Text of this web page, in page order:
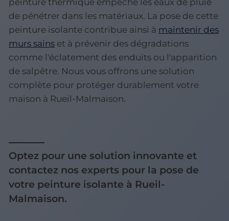
peinture thermique empêche les eaux de pluie
de pénétrer dans les matériaux. La pose de cette
peinture isolante contribue ainsi à maintenir des
murs sains et à prévenir des dégradations
comme l'éclatement des enduits ou l'apparition
de salpêtre. Nous vous offrons une solution
complète pour protéger durablement votre
maison à Rueil-Malmaison.
Optez pour une solution innovante et
contactez nos experts pour la pose de
votre peinture isolante à Rueil-
Malmaison.